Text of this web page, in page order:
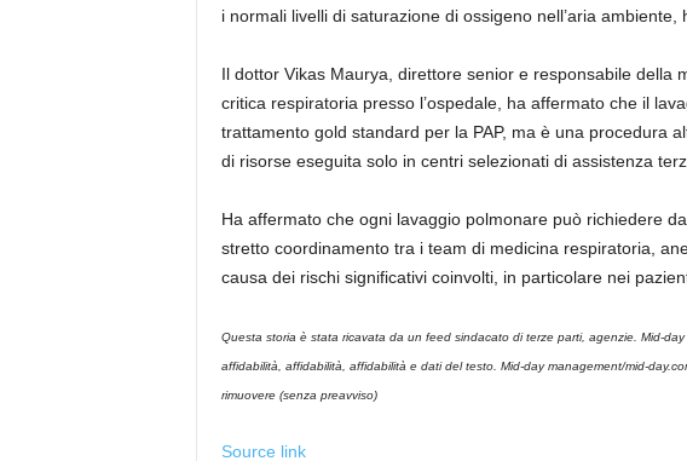
i normali livelli di saturazione di ossigeno nell’aria ambiente,
Il dottor Vikas Maurya, direttore senior e responsabile della
critica respiratoria presso l’ospedale, ha affermato che il
trattamento gold standard per la PAP, ma è una procedura
di risorse eseguita solo in centri selezionati di assistenza
Ha affermato che ogni lavaggio polmonare può richiedere
stretto coordinamento tra i team di medicina respiratoria,
causa dei rischi significativi coinvolti, in particolare nei
Questa storia è stata ricavata da un feed sindacato di terze parti, agenzie. Mid-
affidabilità, affidabilità, affidabilità e dati del testo. Mid-day management/mid-
rimuovere (senza preavviso)
Source link